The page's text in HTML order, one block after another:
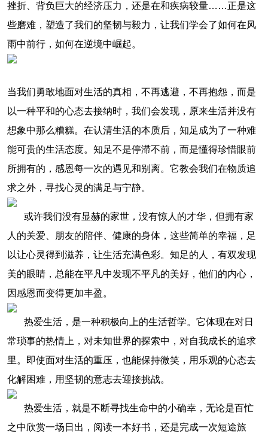
挫折、背负巨大的经济压力，还是在和疾病较量……正是这
些磨难，塑造了我们的坚韧与毅力，让我们学会了如何在风
雨中前行，如何在逆境中崛起。
当我们勇敢地面对生活的真相，不再逃避，不再抱怨，而是
以一种平和的心态去接纳时，我们会发现，原来生活并没有
想象中那么糟糕。在认清生活的本质后，知足成为了一种难
能可贵的生活态度。知足不是停滞不前，而是懂得珍惜眼前
所拥有的，感恩每一次的遇见和别离。它教会我们在物质追
求之外，寻找心灵的满足与宁静。
或许我们没有显赫的家世，没有惊人的才华，但拥有家
人的关爱、朋友的陪伴、健康的身体，这些简单的幸福，足
以让心灵得到滋养，让生活充满色彩。知足的人，有双发现
美的眼睛，总能在平凡中发现不平凡的美好，他们的内心，
因感恩而变得更加丰盈。
热爱生活，是一种积极向上的生活哲学。它体现在对日
常琐事的热情上，对未知世界的探索中，对自我成长的追求
里。即使面对生活的重压，也能保持微笑，用乐观的心态去
化解困难，用坚韧的意志去迎接挑战。
热爱生活，就是不断寻找生命中的小确幸，无论是百忙
之中欣赏一场日出，阅读一本好书，还是完成一次短途旅